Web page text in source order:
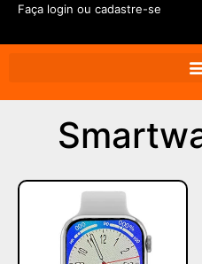
Faça login ou cadastre-se